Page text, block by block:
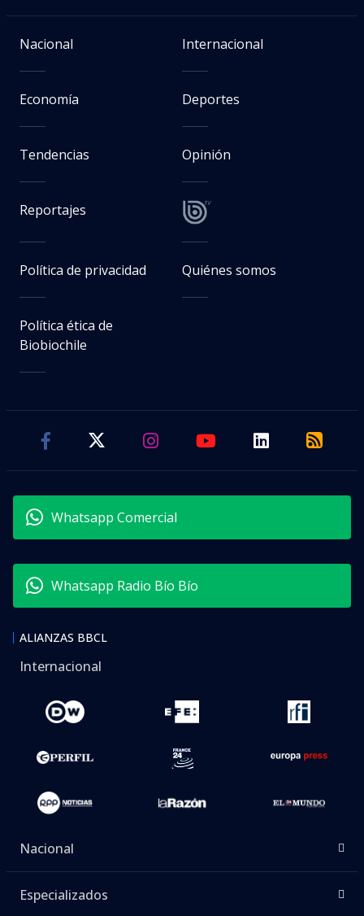
Nacional Internacional
Economía Deportes
Tendencias Opinión
Reportajes
Política de privacidad Quiénes somos
Política ética de
Biobiochile
Whatsapp Comercial
Whatsapp Radio Bío Bío
ALIANZAS BBCL
Internacional
Nacional
Especializados